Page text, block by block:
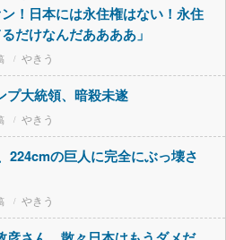
ン！日本には永住権はない！永住
だけなんだああああ」
やきう
プ大統領、暗殺未遂
やきう
224cmの巨人に完全にぶっ壊さ
やきう